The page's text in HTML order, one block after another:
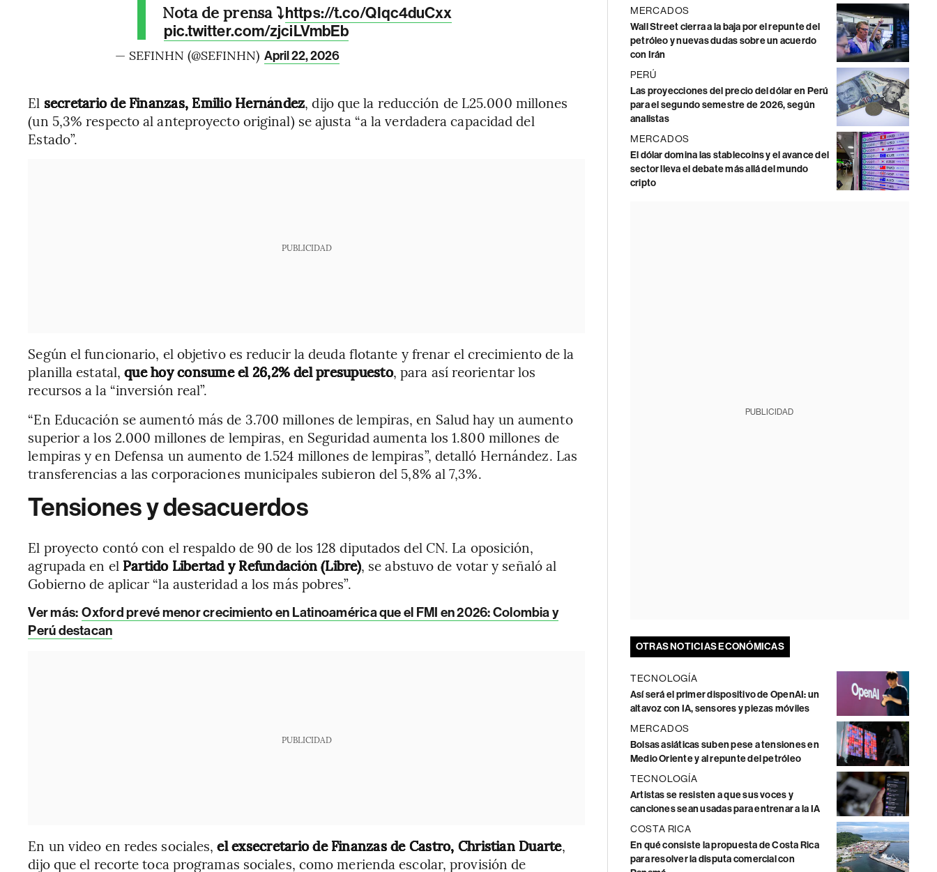
Nota de prensa ⤵️https://t.co/QIqc4duCxx
pic.twitter.com/zjciLVmbEb
— SEFINHN (@SEFINHN) April 22, 2026
El secretario de Finanzas, Emilio Hernández, dijo que la reducción de L25.000 millones
(un 5,3% respecto al anteproyecto original) se ajusta “a la verdadera capacidad del
Estado”.
PUBLICIDAD
Según el funcionario, el objetivo es reducir la deuda flotante y frenar el crecimiento de la
planilla estatal, que hoy consume el 26,2% del presupuesto, para así reorientar los
recursos a la “inversión real”.
“En Educación se aumentó más de 3.700 millones de lempiras, en Salud hay un aumento
superior a los 2.000 millones de lempiras, en Seguridad aumenta los 1.800 millones de
lempiras y en Defensa un aumento de 1.524 millones de lempiras”, detalló Hernández. Las
transferencias a las corporaciones municipales subieron del 5,8% al 7,3%.
Tensiones y desacuerdos
El proyecto contó con el respaldo de 90 de los 128 diputados del CN. La oposición,
agrupada en el Partido Libertad y Refundación (Libre), se abstuvo de votar y señaló al
Gobierno de aplicar “la austeridad a los más pobres”.
Ver más: Oxford prevé menor crecimiento en Latinoamérica que el FMI en 2026: Colombia y
Perú destacan
PUBLICIDAD
En un video en redes sociales,el exsecretario de Finanzas de Castro, Christian Duarte,
dijo que el recorte toca programas sociales, como merienda escolar, provisión de
MERCADOS
Wall Street cierra a la baja por el repunte del
petróleo y nuevas dudas sobre un acuerdo
con Irán
PERÚ
Las proyecciones del precio del dólar en Perú
para el segundo semestre de 2026, según
analistas
MERCADOS
El dólar domina las stablecoins y el avance del
sector lleva el debate más allá del mundo
cripto
PUBLICIDAD
OTRAS NOTICIAS ECONÓMICAS
TECNOLOGÍA
Así será el primer dispositivo de OpenAI: un
altavoz con IA, sensores y piezas móviles
MERCADOS
Bolsas asiáticas suben pese a tensiones en
Medio Oriente y al repunte del petróleo
TECNOLOGÍA
Artistas se resisten a que sus voces y
canciones sean usadas para entrenar a la IA
COSTA RICA
En qué consiste la propuesta de Costa Rica
para resolver la disputa comercial con